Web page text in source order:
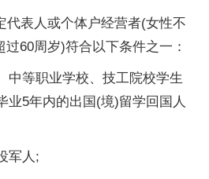
代表人或个体户经营者(女性不
60周岁)符合以下条件之一：
中等职业学校、技工院校学生
业5年内的出国(境)留学回国人
军人;